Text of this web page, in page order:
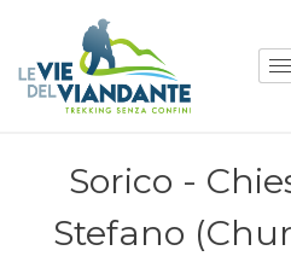
Sorico -
Stefano